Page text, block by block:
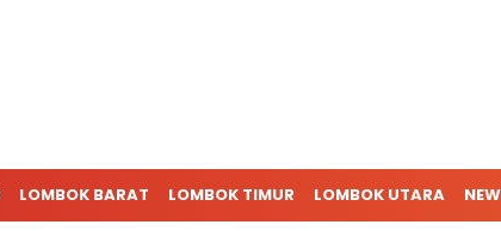
LOMBOK BARAT LOMBOK TIMUR LOMBOK UTARA